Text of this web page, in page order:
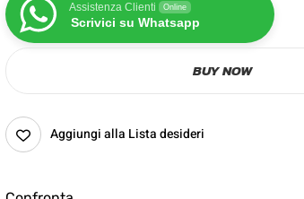
Assistenza Clienti Online
Scrivici su Whatsapp
BUY NOW
Aggiungi alla Lista desideri